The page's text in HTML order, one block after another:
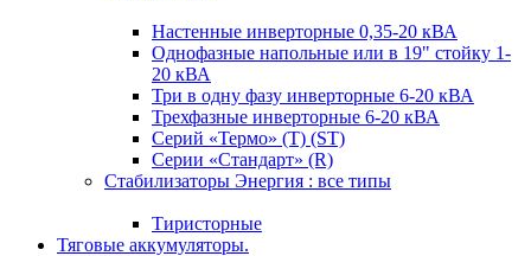
Настенные инверторные 0,35-20 кВА
Однофазные напольные или в 19" стойку 1-
20 кВА
Три в одну фазу инверторные 6-20 кВА
Трехфазные инверторные 6-20 кВА
Серий «Термо» (T) (ST)
Серии «Стандарт» (R)
Стабилизаторы Энергия : все типы
Тиристорные
Тяговые аккумуляторы.